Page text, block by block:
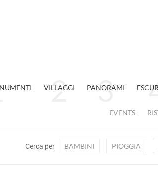
VILLAGGI PANORAMI
EVENTS
Cerca per BAMBINI PIOGGIA